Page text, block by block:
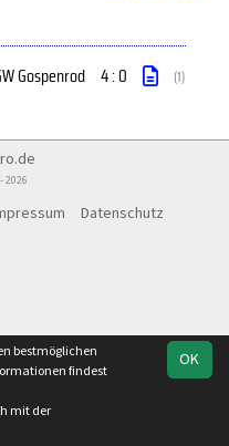
Gospenrod 4 : 0 (1)
2026
Datenschutz
OK
bestmöglichen
findest
mit der